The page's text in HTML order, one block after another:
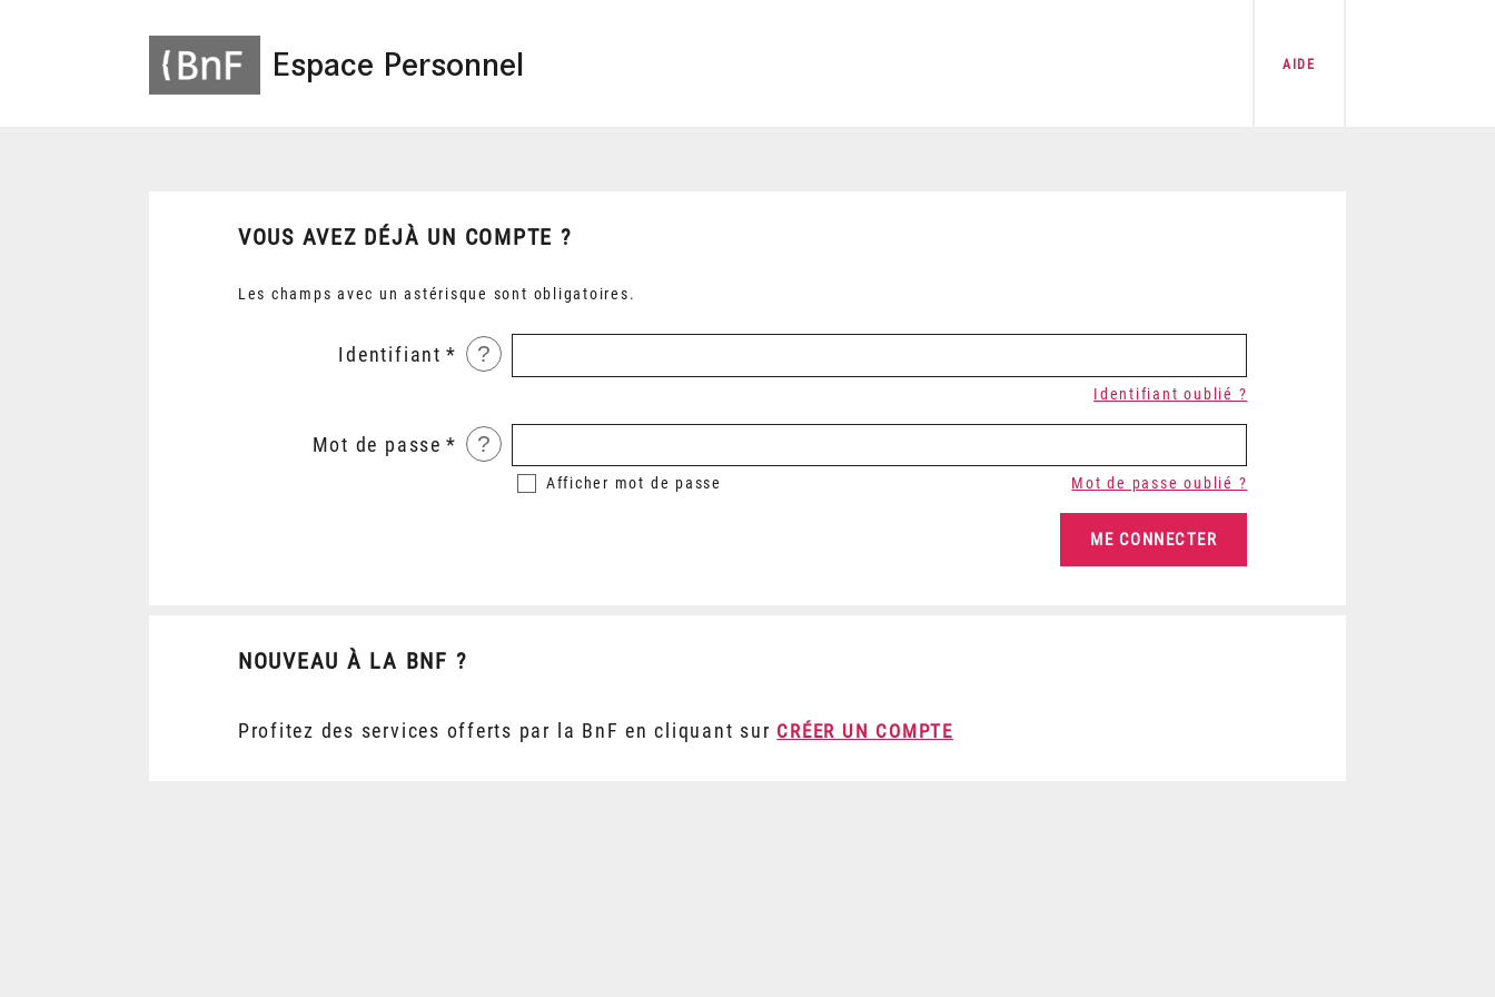
Espace Personnel AIDE
VOUS AVEZ DÉJÀ UN COMPTE ?
Les champs avec un astérisque sont obligatoires.
Identifiant ?
Identifiant oublié ?
Mot de passe ?
Afficher mot de passe Mot de passe oublié ?
NOUVEAU À LA BNF ?
Profitez des services offerts par la BnF en cliquant sur CRÉER UN COMPTE